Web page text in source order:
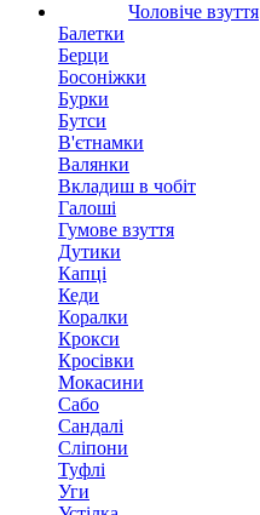
Чоловіче взуття
Балетки
Берци
Босоніжки
Бурки
Бутси
В'єтнамки
Валянки
Вкладиш в чобіт
Галоші
Гумове взуття
Дутики
Капці
Кеди
Коралки
Крокси
Кросівки
Мокасини
Сабо
Сандалі
Сліпони
Туфлі
Уги